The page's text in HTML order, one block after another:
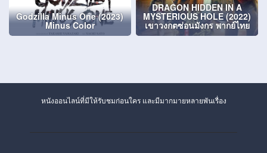
Godzilla Minus One (2023)
Minus Color
DRAGON HIDDEN IN A
MYSTERIOUS HOLE (2022)
เขาวงกตซ่อนมังกร พากย์ไทย
หนังออนไลน์ที่มีให้รับชมก่อนใคร และมีมากมายหลายพันเรื่อง